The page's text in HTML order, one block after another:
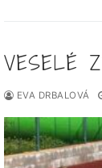
VESELÉ
EVA DRBALOVÁ